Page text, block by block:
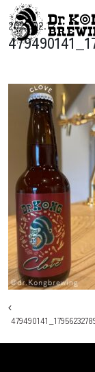
コンテンツへスキッ
メインナビ
2025.02.12
投稿ナビゲ